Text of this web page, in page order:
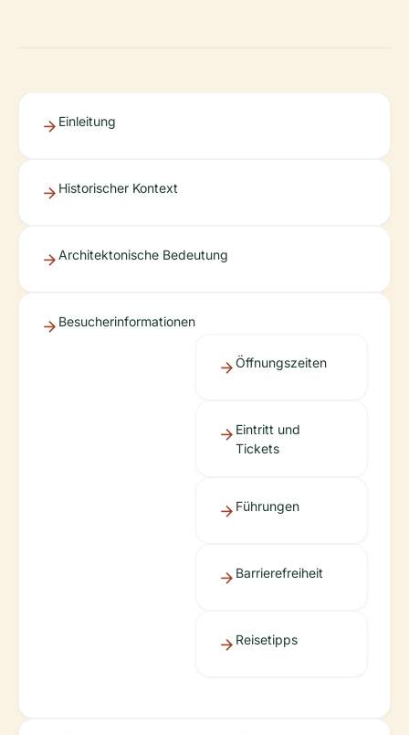
Einleitung
Historischer Kontext
Architektonische Bedeutung
Besucherinformationen
Öffnungszeiten
Eintritt und
Tickets
Führungen
Barrierefreiheit
Reisetipps